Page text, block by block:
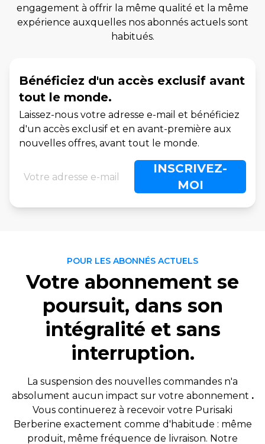
engagement à offrir la même qualité et la même
expérience auxquelles nos abonnés actuels sont
habitués.
Bénéficiez d'un accès exclusif avant
tout le monde.
Laissez-nous votre adresse e-mail et bénéficiez
d'un accès exclusif et en avant-première aux
nouvelles offres, avant tout le monde.
INSCRIVEZ-
MOI
POUR LES ABONNÉS ACTUELS
Votre abonnement se
poursuit, dans son
intégralité et sans
interruption.
La suspension des nouvelles commandes n'a
absolument aucun impact sur votre abonnement .
Vous continuerez à recevoir votre Purisaki
Berberine exactement comme d'habitude : même
produit, même fréquence de livraison. Notre